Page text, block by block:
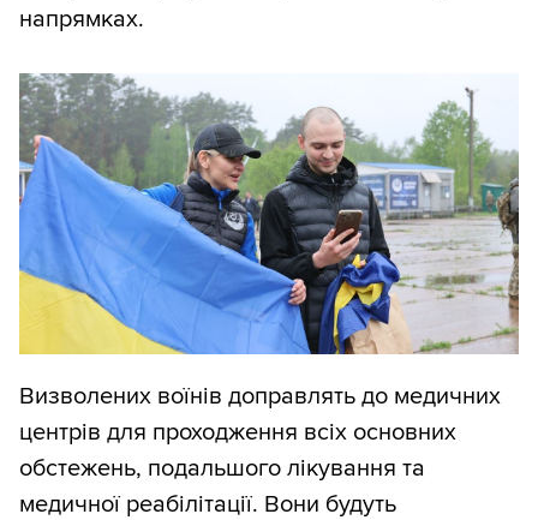
напрямках.
Визволених воїнів доправлять до медичних
центрів для проходження всіх основних
обстежень, подальшого лікування та
медичної реабілітації. Вони будуть